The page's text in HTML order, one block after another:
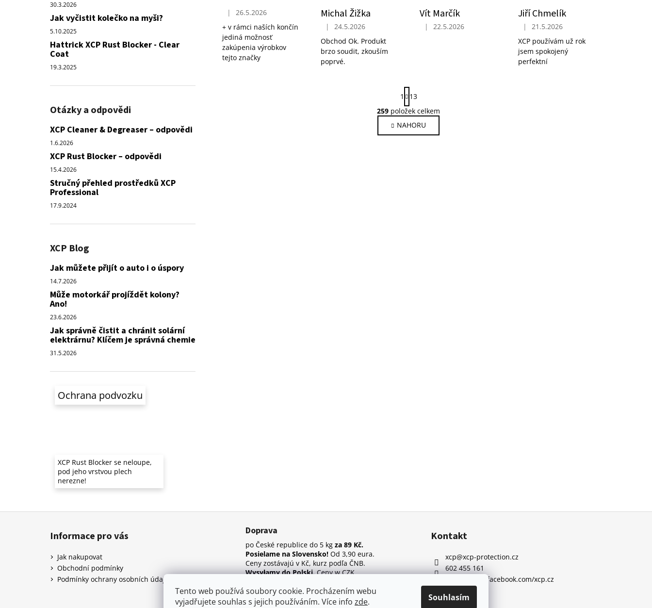
Tento web používá soubory cookie. Procházením webu
vyjadřujete souhlas s jejich používáním. Více info zde. Souhlasím
30.3.2026
Jak vyčistit kolečko na myši?
5.10.2025
Hattrick XCP Rust Blocker - Clear
Coat
19.3.2025
Otázky a odpovědi
XCP Cleaner & Degreaser – odpovědi
1.6.2026
XCP Rust Blocker – odpovědi
15.4.2026
Stručný přehled prostředků XCP
Professional
17.9.2024
XCP Blog
Jak můžete přijít o auto i o úspory
14.7.2026
Může motorkář projíždět kolony?
Ano!
23.6.2026
Jak správně čistit a chránit solární
elektrárnu? Klíčem je správná chemie
31.5.2026
Ochrana podvozku
XCP Rust Blocker se neloupe,
pod jeho vrstvou plech
nerezne!
Hodnocení obchodu je 5 z 5 hvězdiček.
|
26.5.2026
+ v rámci naších končín
jediná možnosť
zakúpenia výrobkov
tejto značky
Michal Žižka
Hodnocení obchodu je 5 z 5 hvězdiček.
|
24.5.2026
Obchod Ok. Produkt
brzo soudit, zkouším
poprvé.
Vít Marčík
Hodnocení obchodu je 5 z 5 hvězdiček.
| 22.5.2026
Jiří Chmelík
Hodnocení obchodu je 5 z 5 hvězdiček.
|
21.5.2026
XCP používám už rok
jsem spokojený
perfektní
O
v
l
S
t
r
á
n
k
1
13
259 položek celkem
NAHORU
Z
Informace pro vás
Jak nakupovat
Obchodní podmínky
Podmínky ochrany osobních údajů
Doprava
po České republice do 5 kg za 89 Kč.
Posielame na Slovensko! Od 3,90 eura.
Ceny zostávajú v Kč, kurz podľa ČNB.
Wysyłamy do Polski.Ceny w CZK.
Kontakt
xcp@xcp-protection.cz
602 455 161
https://www.facebook.com/xcp.cz